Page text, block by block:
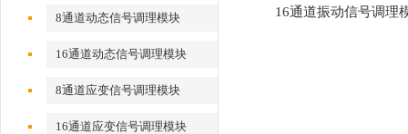
8通道动态信号调理模块
16通道动态信号调理模块
8通道应变信号调理模块
16通道应变信号调理模块
16通道振动信号调理